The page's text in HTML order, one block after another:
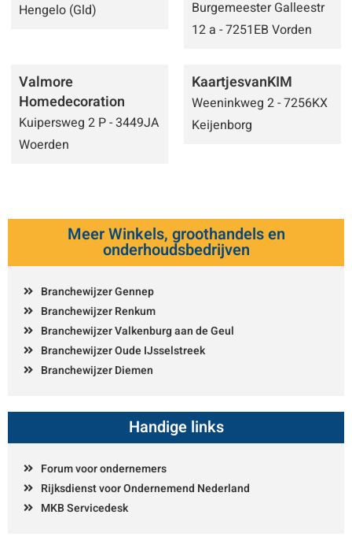
Hengelo (Gld)
Burgemeester Galleestr
12 a - 7251EB Vorden
Valmore
Homedecoration
Kuipersweg 2 P - 3449JA
Woerden
KaartjesvanKIM
Weeninkweg 2 - 7256KX
Keijenborg
Meer Winkels, groothandels en
onderhoudsbedrijven
Branchewijzer Gennep
Branchewijzer Renkum
Branchewijzer Valkenburg aan de Geul
Branchewijzer Oude IJsselstreek
Branchewijzer Diemen
Handige links
Forum voor ondernemers
Rijksdienst voor Ondernemend Nederland
MKB Servicedesk